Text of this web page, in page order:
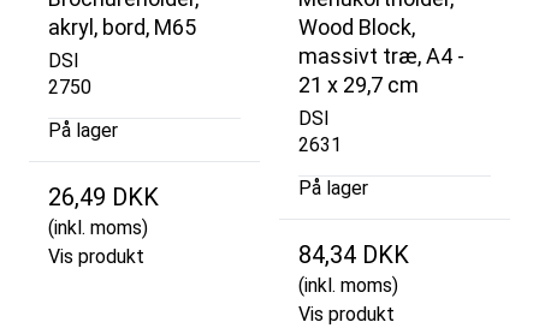
akryl, bord, M65
DSI
2750
På lager
26,49 DKK
(inkl. moms)
Vis produkt
Wood Block,
massivt træ, A4 -
21 x 29,7 cm
DSI
2631
På lager
84,34 DKK
(inkl. moms)
Vis produkt